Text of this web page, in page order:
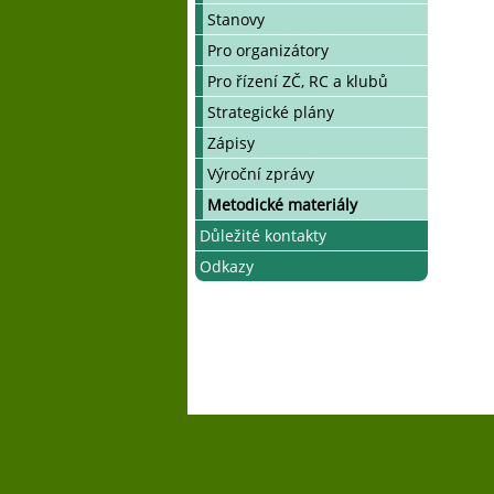
Pojištění na akcích
Materiál na akce
Propagace
Mentorský program
Odborní konzultanti
Jak se zapojit
Kalendář všech akcí
Telefonní seznam
Stanovy
Pro organizátory
Pro řízení ZČ, RC a klubů
Strategické plány
Zápisy
Výroční zprávy
Metodické materiály
Důležité kontakty
Odkazy